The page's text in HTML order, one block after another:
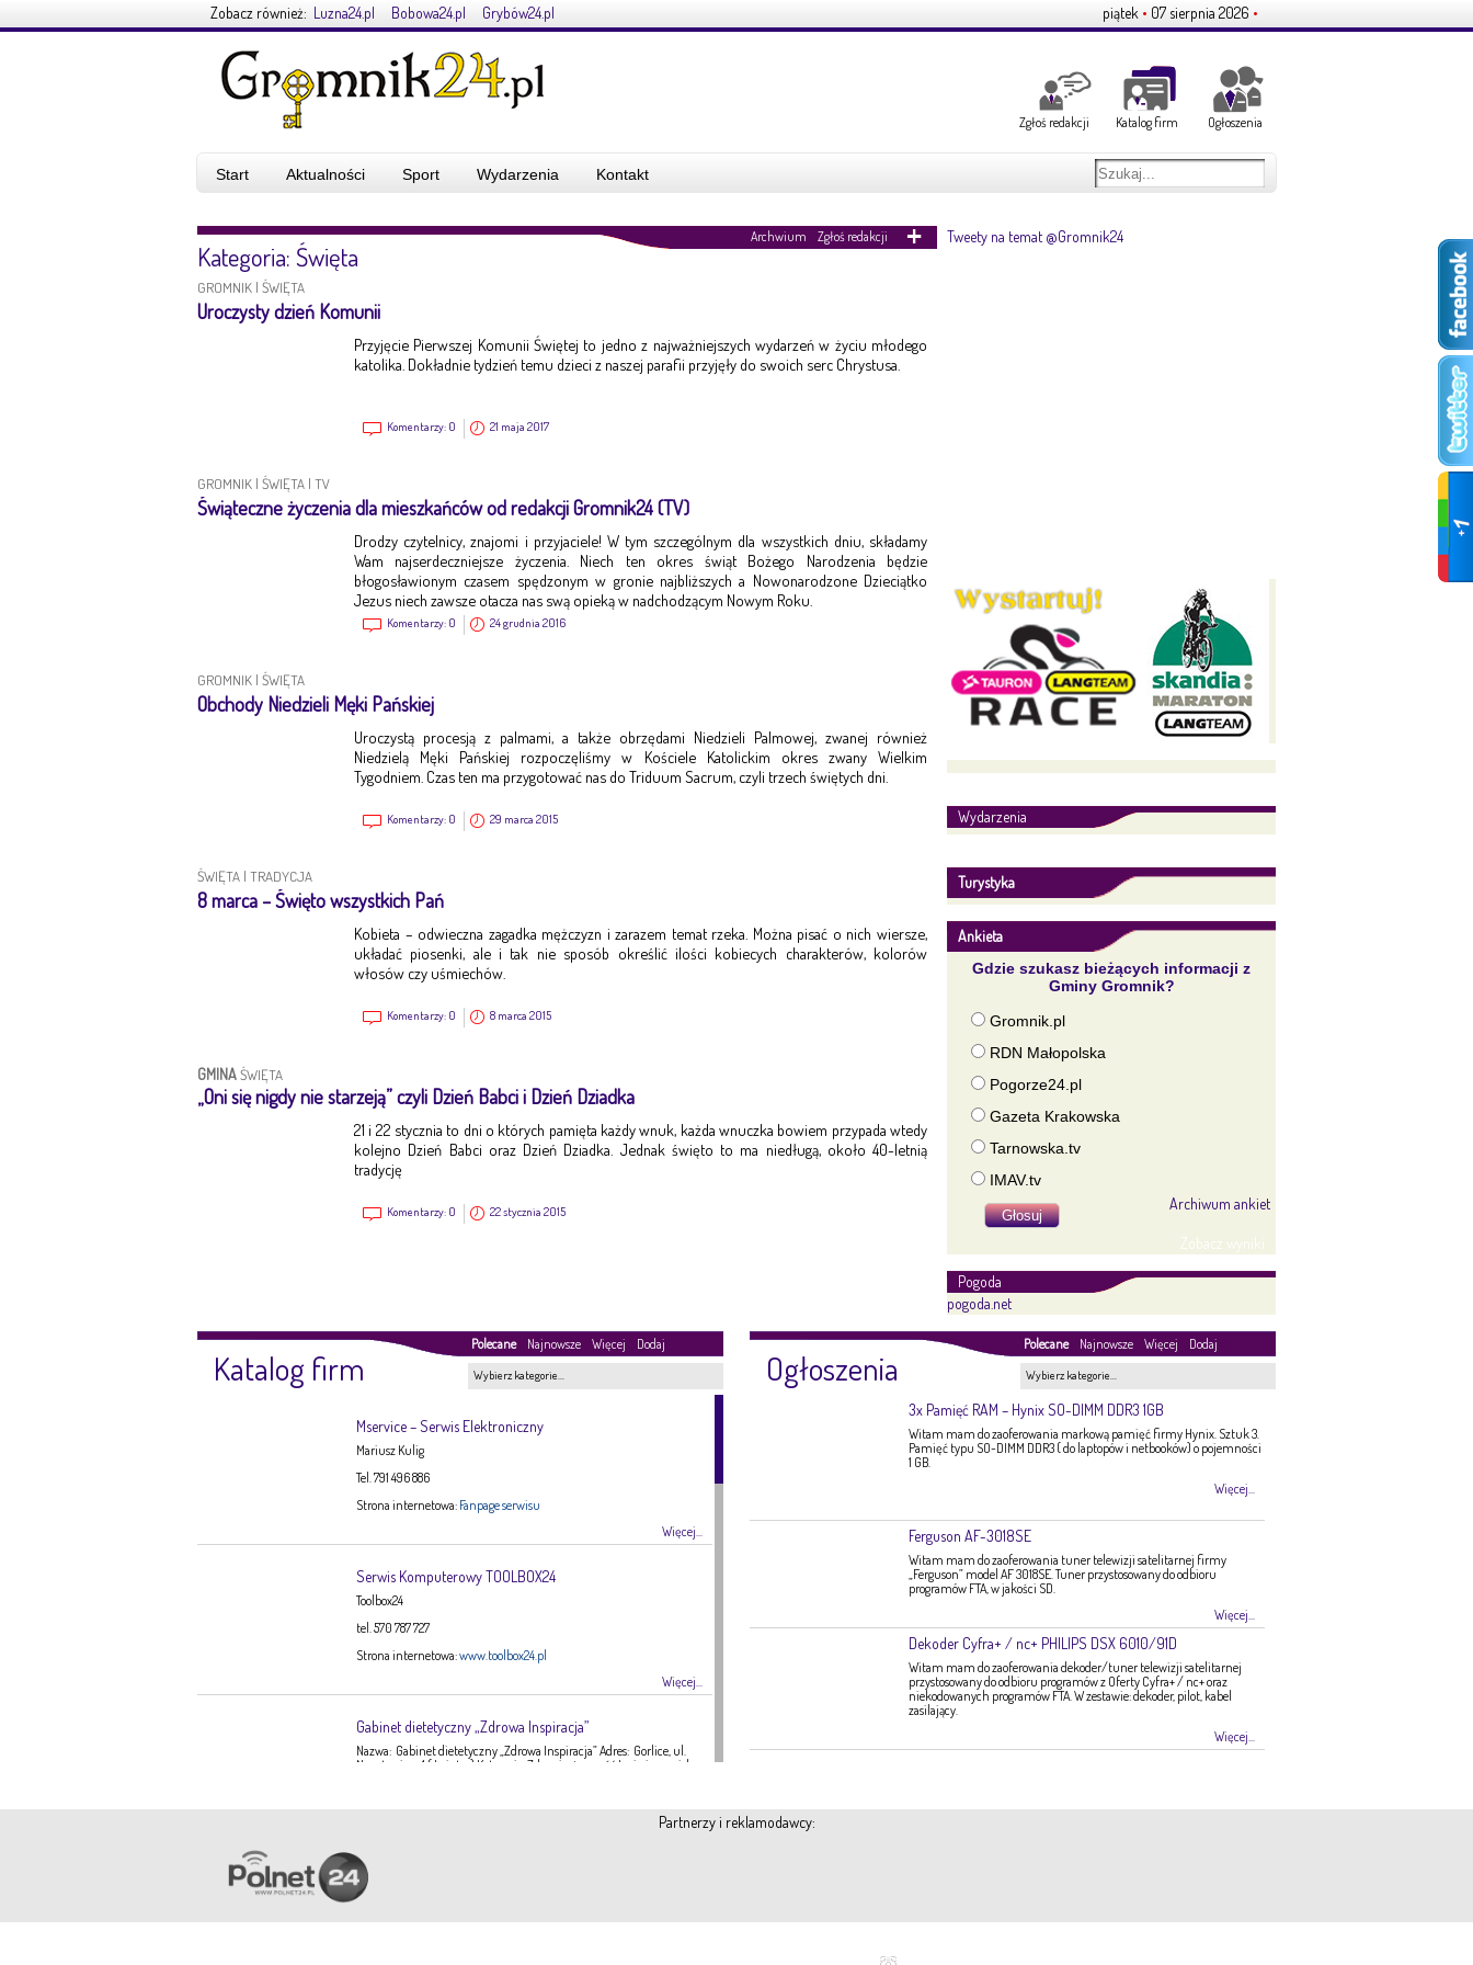
Zobacz również: Luzna24.pl Bobowa24.pl Grybów24.pl piątek • 07 sierpnia 2026 •
Zgłoś redakcji Katalog firm Ogłoszenia
Start Aktualności Sport Wydarzenia Kontakt
Archwium Zgłoś redakcji
Kategoria: Święta
GROMNIK | ŚWIĘTA
Uroczysty dzień Komunii
Przyjęcie Pierwszej Komunii Świętej to jedno z najważniejszych wydarzeń w życiu młodego
katolika. Dokładnie tydzień temu dzieci z naszej parafii przyjęły do swoich serc Chrystusa.
Komentarzy: 0 21 maja 2017
GROMNIK | ŚWIĘTA | TV
Świąteczne życzenia dla mieszkańców od redakcji Gromnik24 (TV)
Drodzy czytelnicy, znajomi i przyjaciele! W tym szczególnym dla wszystkich dniu, składamy
Wam najserdeczniejsze życzenia. Niech ten okres świąt Bożego Narodzenia będzie
błogosławionym czasem spędzonym w gronie najbliższych a Nowonarodzone Dzieciątko
Jezus niech zawsze otacza nas swą opieką w nadchodzącym Nowym Roku.
Komentarzy: 0 24 grudnia 2016
GROMNIK | ŚWIĘTA
Obchody Niedzieli Męki Pańskiej
Uroczystą procesją z palmami, a także obrzędami Niedzieli Palmowej, zwanej również
Niedzielą Męki Pańskiej rozpoczęliśmy w Kościele Katolickim okres zwany Wielkim
Tygodniem. Czas ten ma przygotować nas do Triduum Sacrum, czyli trzech świętych dni.
Komentarzy: 0 29 marca 2015
ŚWIĘTA | TRADYCJA
8 marca – Święto wszystkich Pań
Kobieta – odwieczna zagadka mężczyzn i zarazem temat rzeka. Można pisać o nich wiersze,
układać piosenki, ale i tak nie sposób określić ilości kobiecych charakterów, kolorów
włosów czy uśmiechów.
Komentarzy: 0 8 marca 2015
GMINAŚWIĘTA
„Oni się nigdy nie starzeją” czyli Dzień Babci i Dzień Dziadka
21 i 22 stycznia to dni o których pamięta każdy wnuk, każda wnuczka bowiem przypada wtedy
kolejno Dzień Babci oraz Dzień Dziadka. Jednak święto to ma niedługą, około 40-letnią
tradycję
Komentarzy: 0 22 stycznia 2015
Tweety na temat @Gromnik24
Wydarzenia
Turystyka
Ankieta
Gdzie szukasz bieżących informacji z
Gminy Gromnik?
Gromnik.pl
RDN Małopolska
Pogorze24.pl
Gazeta Krakowska
Tarnowska.tv
IMAV.tv
Zobacz wyniki
Archiwum ankiet
Pogoda
pogoda.net
Polecane Najnowsze Więcej Dodaj
Katalog firm Wybierz kategorie…
Mservice – Serwis Elektroniczny
Mariusz Kulig
Tel. 791 496 886
Strona internetowa: Fanpage serwisu
Więcej...
Serwis Komputerowy TOOLBOX24
Toolbox24
tel. 570 787 727
Strona internetowa:www.toolbox24.pl
Więcej...
Gabinet dietetyczny „Zdrowa Inspiracja”
Nazwa: Gabinet dietetyczny „Zdrowa Inspiracja” Adres: Gorlice, ul.
Narutowicza 1 ( I piętro) Kategoria: Zdrowie, żywność Imię i nazwisko:
konsultacje dietetyczne – indywidualne plany żywieniowe dla
dorosłych, dzieci, młodzieży – poradnictwo żywieniowe w chorobach
Polecane Najnowsze Więcej Dodaj
Ogłoszenia Wybierz kategorie…
3x Pamięć RAM – Hynix SO-DIMM DDR3 1GB
Witam mam do zaoferowania markową pamięć firmy Hynix. Sztuk 3.
Pamięć typu SO-DIMM DDR3 ( do laptopów i netbooków) o pojemności
1 GB.
Więcej...
Ferguson AF-3018SE
Witam mam do zaoferowania tuner telewizji satelitarnej firmy
„Ferguson” model AF 3018SE. Tuner przystosowany do odbioru
programów FTA, w jakości SD.
Więcej...
Dekoder Cyfra+ / nc+ PHILIPS DSX 6010/91D
Witam mam do zaoferowania dekoder/tuner telewizji satelitarnej
przystosowany do odbioru programów z Oferty Cyfra+ / nc+ oraz
niekodowanych programów FTA. W zestawie: dekoder, pilot, kabel
zasilający.
Więcej...
Partnerzy i reklamodawcy: